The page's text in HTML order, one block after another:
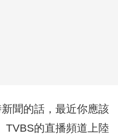
聞的話，最近你應該
TVBS的直播頻道上陸